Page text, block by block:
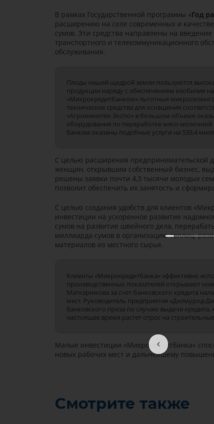
В рамках Государственной программы «Год
расширению на селе современных и
сумов. Эти средства направлены на
транспортного и телекоммуникационного
обслуживания.
Плоды нашей щедрой земли пользуются
продукции наряду с обеспечением изобилия
«Микрокредитбанком» льготные
технические средства для оснащения
«Агроминитех-Экспо» в большом объеме
оборудования по переработке мясо-
банком оказаны подобные услуги на 539,4
С целью расширения предпринимательской
женщин, открывшим собственный бизнес,
решены заявки почти 4,3 тысячи молодых
позволит обеспечить их занятость и
С целью создания удобств для клиентов
инвестиции на ускоренное развитие
сумов на развитие швейного дела,
миллиарда сумов в организацию теплиц,
материалов из местного сырья.
Клиенты «Микрокредитбанка» эффективно
производственных показателей открывают
Маткаримова за счет банковского кредита
мест. Руководитель предприятия «Дилмурод-
банковского приза по случаю выдачи
настоящее время растет спрос на
Малые инвестиции «Микрокредитбанка»
новых рабочих мест и дальнейшему
Смотрите также